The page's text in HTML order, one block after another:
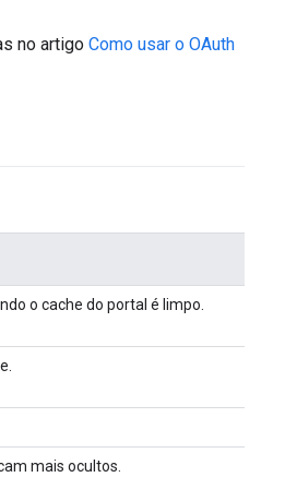
no artigo Como usar o OAuth
o cache do portal é limpo.
mais ocultos.